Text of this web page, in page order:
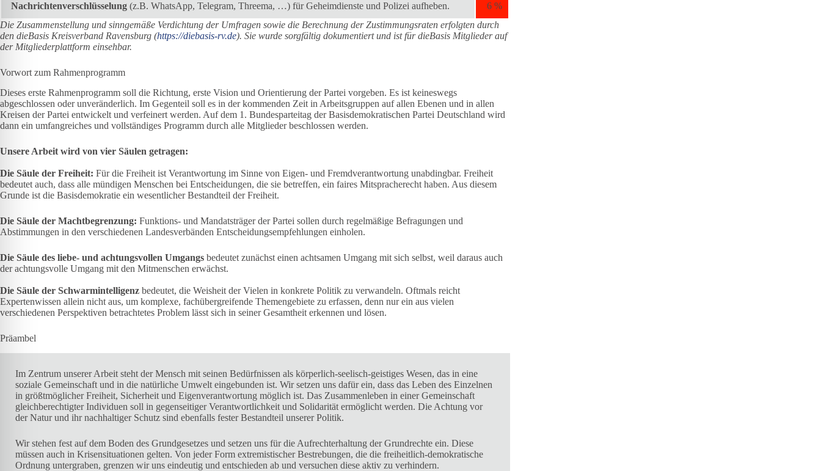
Nachrichtenverschlüsselung (z.B. WhatsApp, Telegram, Threema, …) für Geheimdienste und Polizei aufheben.
6 %
Die Zusammenstellung und sinngemäße Verdichtung der Umfragen sowie die Berechnung der Zustimmungsraten erfolgten durch
den dieBasis Kreisverband Ravensburg (https://diebasis-rv.de). Sie wurde sorgfältig dokumentiert und ist für dieBasis Mitglieder auf
der Mitgliederplattform einsehbar.
Vorwort zum Rahmenprogramm
Dieses erste Rahmenprogramm soll die Richtung, erste Vision und Orientierung der Partei vorgeben. Es ist keineswegs
abgeschlossen oder unveränderlich. Im Gegenteil soll es in der kommenden Zeit in Arbeitsgruppen auf allen Ebenen und in allen
Kreisen der Partei entwickelt und verfeinert werden. Auf dem 1. Bundesparteitag der Basisdemokratischen Partei Deutschland wird
dann ein umfangreiches und vollständiges Programm durch alle Mitglieder beschlossen werden.
Unsere Arbeit wird von vier Säulen getragen:
Die Säule der Freiheit: Für die Freiheit ist Verantwortung im Sinne von Eigen- und Fremdverantwortung unabdingbar. Freiheit
bedeutet auch, dass alle mündigen Menschen bei Entscheidungen, die sie betreffen, ein faires Mitspracherecht haben. Aus diesem
Grunde ist die Basisdemokratie ein wesentlicher Bestandteil der Freiheit.
Die Säule der Machtbegrenzung: Funktions- und Mandatsträger der Partei sollen durch regelmäßige Befragungen und
Abstimmungen in den verschiedenen Landesverbänden Entscheidungsempfehlungen einholen.
Die Säule des liebe- und achtungsvollen Umgangs bedeutet zunächst einen achtsamen Umgang mit sich selbst, weil daraus auch
der achtungsvolle Umgang mit den Mitmenschen erwächst.
Die Säule der Schwarmintelligenz bedeutet, die Weisheit der Vielen in konkrete Politik zu verwandeln. Oftmals reicht
Expertenwissen allein nicht aus, um komplexe, fachübergreifende Themengebiete zu erfassen, denn nur ein aus vielen
verschiedenen Perspektiven betrachtetes Problem lässt sich in seiner Gesamtheit erkennen und lösen.
Präambel
Im Zentrum unserer Arbeit steht der Mensch mit seinen Bedürfnissen als körperlich-seelisch-geistiges Wesen, das in eine
soziale Gemeinschaft und in die natürliche Umwelt eingebunden ist. Wir setzen uns dafür ein, dass das Leben des Einzelnen
in größtmöglicher Freiheit, Sicherheit und Eigenverantwortung möglich ist. Das Zusammenleben in einer Gemeinschaft
gleichberechtigter Individuen soll in gegenseitiger Verantwortlichkeit und Solidarität ermöglicht werden. Die Achtung vor
der Natur und ihr nachhaltiger Schutz sind ebenfalls fester Bestandteil unserer Politik.
Wir stehen fest auf dem Boden des Grundgesetzes und setzen uns für die Aufrechterhaltung der Grundrechte ein. Diese
müssen auch in Krisensituationen gelten. Von jeder Form extremistischer Bestrebungen, die die freiheitlich-demokratische
Ordnung untergraben, grenzen wir uns eindeutig und entschieden ab und versuchen diese aktiv zu verhindern.